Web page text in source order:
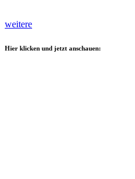
weitere
Hier klicken und jetzt anschauen: